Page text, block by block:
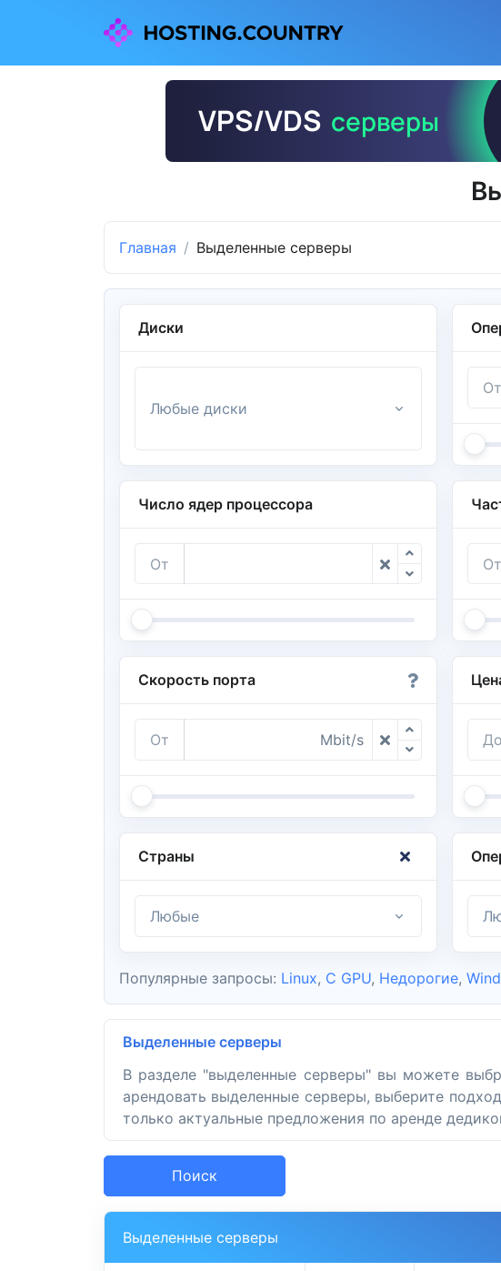
Главная Выделенные серверы
Диски
Любые диски
От
Число ядер процессора
От От
Скорость порта
От Mbit/s До
Страны
Любые
Популярные запросы: Linux, С GPU, Недорогие,
Выделенные серверы
В разделе "выделенные серверы" вы можете
арендовать выделенные серверы, выберите
только актуальные предложения по аренде
Поиск
Выделенные серверы